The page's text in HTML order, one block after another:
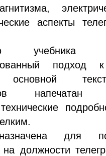
аспекты
учебника
подход
основной
напечатан
для
на должности